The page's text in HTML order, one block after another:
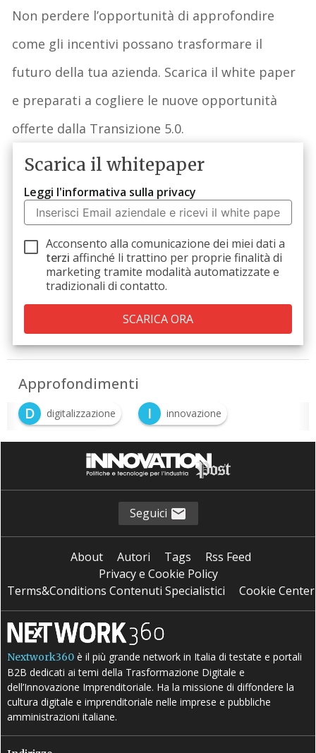
Non perdere l’opportunità di approfondire
come gli incentivi possano trasformare il
futuro della tua azienda. Scarica il white paper
e preparati a cogliere le nuove opportunità
offerte dalla Transizione 5.0.
Scarica il whitepaper
Leggi l'informativa sulla privacy
Acconsento alla comunicazione dei miei dati a
terzi affinché li trattino per proprie finalità di
marketing tramite modalità automatizzate e
tradizionali di contatto.
Approfondimenti
D
digitalizzazione I innovazione
S sostenibilità
Seguici
About Autori Tags
Rss Feed
Privacy e Cookie Policy
Terms&Conditions Contenuti Specialistici
Cookie Center
Nextwork360 è il più grande network in Italia di testate e portali
B2B dedicati ai temi della Trasformazione Digitale e
dell’Innovazione Imprenditoriale. Ha la missione di diffondere la
cultura digitale e imprenditoriale nelle imprese e pubbliche
amministrazioni italiane.